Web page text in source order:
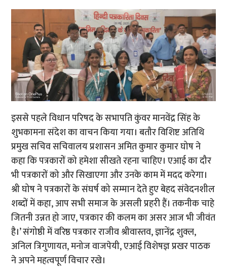
इससे पहले विधान परिषद के सभापति कुंवर मानवेंद्र सिंह के
शुभकामना संदेश का वाचन किया गया। बतौर विशिष्ट अतिथि
प्रमुख सचिव सचिवालय प्रशासन अमित कुमार कुमार घोष ने
कहा कि पत्रकारों को हमेशा सीखते रहना चाहिए। एआई का दौर
भी पत्रकारों को और सिखाएगा और उनके काम में मदद करेगा।
श्री घोष ने पत्रकारों के संघर्ष को सम्मान देते हुए बेहद संवेदनशील
शब्दों में कहा, आप सभी समाज के असली प्रहरी हैं। तकनीक चाहे
जितनी उन्नत हो जाए, पत्रकार की कलम का असर आज भी जीवंत
है।’ संगोष्ठी में वरिष्ठ पत्रकार राजीव श्रीवास्तव, ज्ञानेंद्र शुक्ल,
अनिल त्रिगुणायत, मनोज वाजपेयी, एआई विशेषज्ञ प्रखर पाठक
ने अपने महत्वपूर्ण विचार रखे।